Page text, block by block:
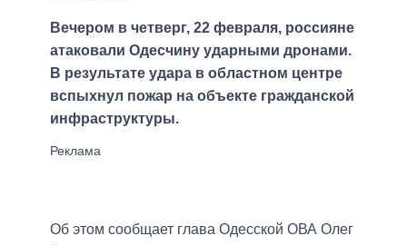
Вечером в четверг, 22 февраля, россияне
атаковали Одесчину ударными дронами.
В результате удара в областном центре
вспыхнул пожар на объекте гражданской
инфраструктуры.
Об этом сообщает глава Одесской ОВА Олег